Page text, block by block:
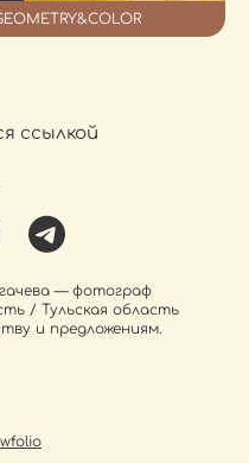
ссылкой
— фотограф
/ Тульская область
и предложениям.
wfolio